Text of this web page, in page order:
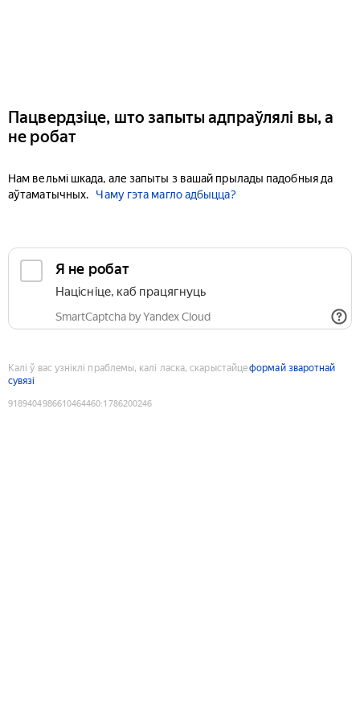
Пацвердзіце, што запыты адпраўлялі вы, а
не робат
Нам вельмі шкада, але запыты з вашай прылады падобныя да
аўтаматычных.
Чаму гэта магло адбыцца?
Я не робат
Націсніце, каб працягнуць
SmartCaptcha by Yandex Cloud
Калі ў вас узніклі праблемы, калі ласка, скарыстайцеформай зваротнай
сувязі
9189404986610464460:1786200246